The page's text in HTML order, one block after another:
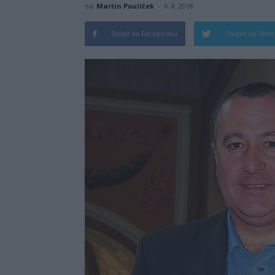
od Martin Poulíček - 6. 8. 2018
Sdílet na Facebooku Tweet na